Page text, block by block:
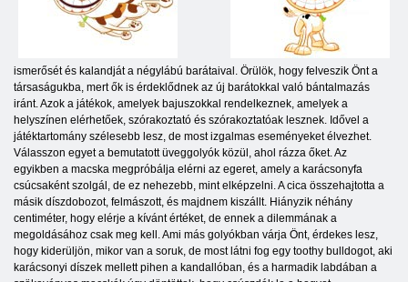
ismerősét és kalandját a négylábú barátaival. Örülök, hogy felveszik Önt a
társaságukba, mert ők is érdeklődnek az új barátokkal való bántalmazás
iránt. Azok a játékok, amelyek bajuszokkal rendelkeznek, amelyek a
helyszínen elérhetőek, szórakoztató és szórakoztatóak lesznek. Idővel a
játéktartomány szélesebb lesz, de most izgalmas eseményeket élvezhet.
Válasszon egyet a bemutatott üveggolyók közül, ahol rázza őket. Az
egyikben a macska megpróbálja elérni az egeret, amely a karácsonyfa
csúcsaként szolgál, de ez nehezebb, mint elképzelni. A cica összehajtotta a
másik díszdobozot, felmászott, és majdnem kiszállt. Hiányzik néhány
centiméter, hogy elérje a kívánt értéket, de ennek a dilemmának a
megoldásához csak meg kell. Ami más golyókban várja Önt, érdekes lesz,
hogy kiderüljön, mikor van a soruk, de most látni fog egy toothy bulldogot, aki
karácsonyi díszek mellett pihen a kandallóban, és a harmadik labdában a